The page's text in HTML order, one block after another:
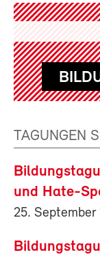
TAGUNGEN
und Hate-
25.